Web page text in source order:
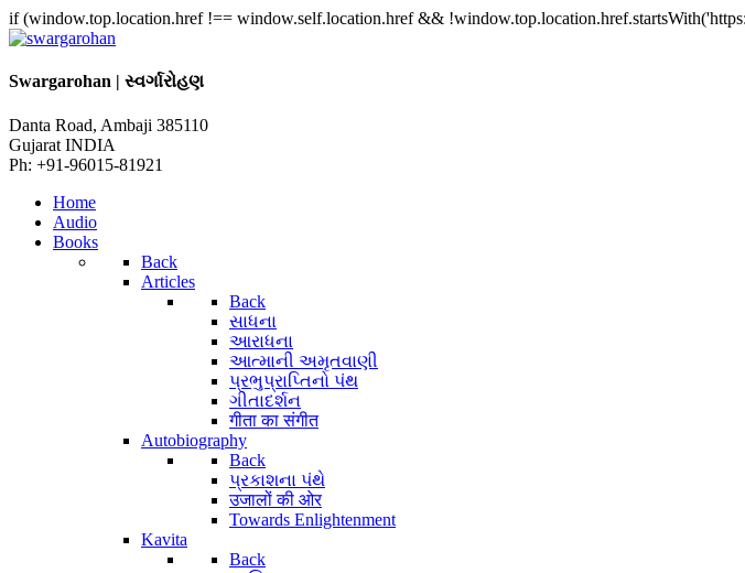
if (window.top.location.href !== window.self.location.href &&
Swargarohan | સ્વર્ગારોહણ
Danta Road, Ambaji 385110
Gujarat INDIA
Ph: +91-96015-81921
Home
Audio
Books
Back
Articles
Back
સાધના
આરાધના
આત્માની અમૃતવાણી
પ્રભુપ્રાપ્તિનો પંથ
ગીતાદર્શન
गीता का संगीत
Autobiography
Back
પ્રકાશના પંથે
उजालों की ओर
Towards Enlightenment
Kavita
Back